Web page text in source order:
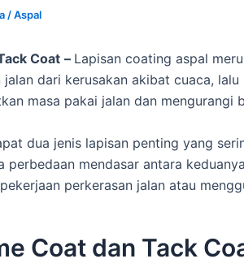
/Aspal
Coat – Lapisan coating aspal
dari kerusakan akibat cuaca,
masa pakai jalan dan mengurangi
dua jenis lapisan penting yang
perbedaan mendasar antara
perkerasan jalan atau
Coat dan Tack